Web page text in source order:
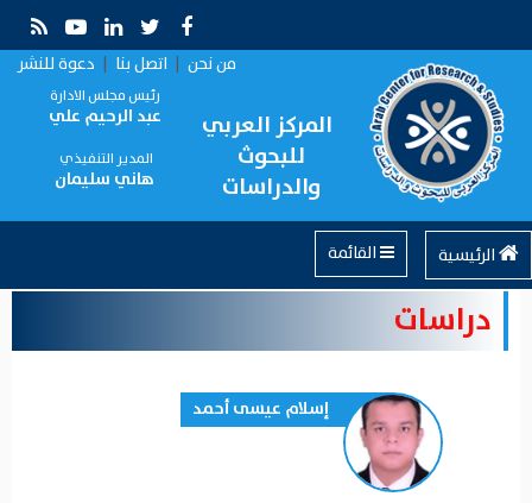
من نحن | اتصل بنا | دعوة للنشر
المركز العربي
للبحوث
والدراسات
رئيس مجلس الادارة
عبد الرحيم علي
المدير التنفيذي
هاني سليمان
الرئيسية
دراسات
إسلام عيسى أحمد